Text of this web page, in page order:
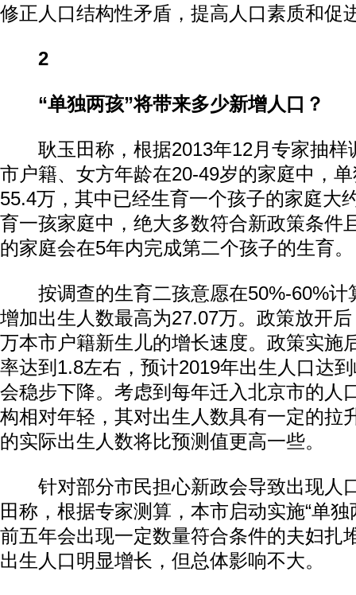
修正人口结构性矛盾，提高人口素质和促
2
“单独两孩”将带来多少新增人口？
耿玉田称，根据2013年12月专家抽样
市户籍、女方年龄在20-49岁的家庭中，
55.4万，其中已经生育一个孩子的家庭大
育一孩家庭中，绝大多数符合新政策条件
的家庭会在5年内完成第二个孩子的生育。
按调查的生育二孩意愿在50%-60%计
增加出生人数最高为27.07万。政策放开
万本市户籍新生儿的增长速度。政策实施
率达到1.8左右，预计2019年出生人口达
会稳步下降。考虑到每年迁入北京市的人
构相对年轻，其对出生人数具有一定的拉
的实际出生人数将比预测值更高一些。
针对部分市民担心新政会导致出现人
田称，根据专家测算，本市启动实施“单
前五年会出现一定数量符合条件的夫妇扎
出生人口明显增长，但总体影响不大。